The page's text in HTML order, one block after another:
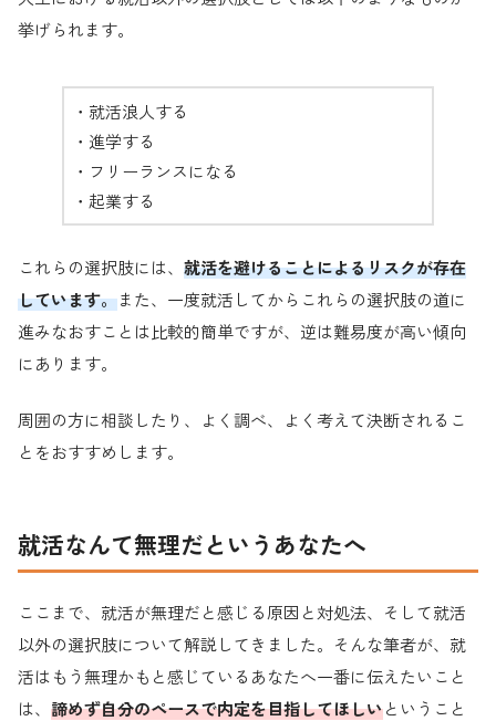
挙げられます。
・就活浪人する
・進学する
・フリーランスになる
・起業する
これらの選択肢には、 就活を避けることによるリスクが存在
しています。また、一度就活してからこれらの選択肢の道に
進みなおすことは比較的簡単ですが、逆は難易度が高い傾向
にあります。
周囲の方に相談したり、よく調べ、よく考えて決断されるこ
とをおすすめします。
就活なんて無理だというあなたへ
ここまで、就活が無理だと感じる原因と対処法、そして就活
以外の選択肢について解説してきました。そんな筆者が、就
活はもう無理かもと感じているあなたへ一番に伝えたいこと
は、 諦めず自分のペースで内定を目指してほしいということ